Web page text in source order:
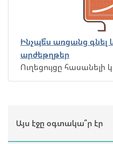
Ինչպե՞ս առցանց գնել
արժեթղթեր
Ուղեցույցը հասանելի
Այս էջը օգտակա՞ր էր